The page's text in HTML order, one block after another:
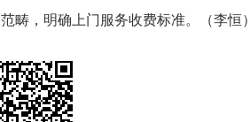
畴，明确上门服务收费标准。（李恒）